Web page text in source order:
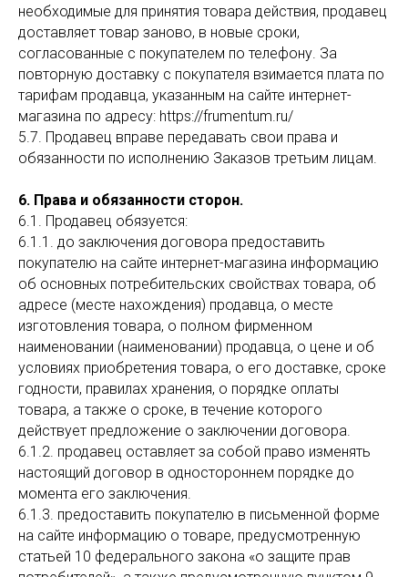
необходимые для принятия товара действия, продавец
доставляет товар заново, в новые сроки,
согласованные с покупателем по телефону. За
повторную доставку с покупателя взимается плата по
тарифам продавца, указанным на сайте интернет-
магазина по адресу: https://frumentum.ru/
5.7. Продавец вправе передавать свои права и
обязанности по исполнению Заказов третьим лицам.
6. Права и обязанности сторон.
6.1. Продавец обязуется:
6.1.1. до заключения договора предоставить
покупателю на сайте интернет-магазина информацию
об основных потребительских свойствах товара, об
адресе (месте нахождения) продавца, о месте
изготовления товара, о полном фирменном
наименовании (наименовании) продавца, о цене и об
условиях приобретения товара, о его доставке, сроке
годности, правилах хранения, о порядке оплаты
товара, а также о сроке, в течение которого
действует предложение о заключении договора.
6.1.2. продавец оставляет за собой право изменять
настоящий договор в одностороннем порядке до
момента его заключения.
6.1.3. предоставить покупателю в письменной форме
на сайте информацию о товаре, предусмотренную
статьей 10 федерального закона «о защите прав